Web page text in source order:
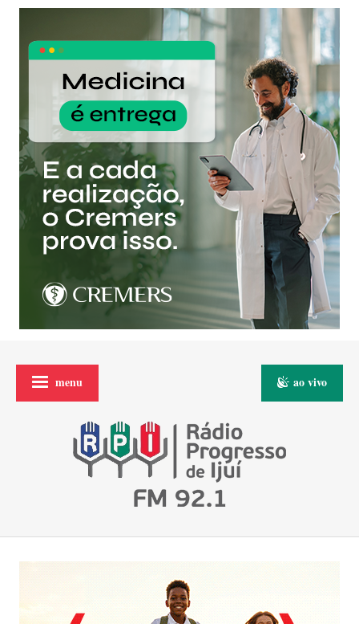
menu ao vivo